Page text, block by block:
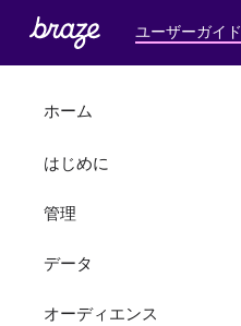
ユーザーガイド
ホーム
はじめに
管理
データ
オーディエンス